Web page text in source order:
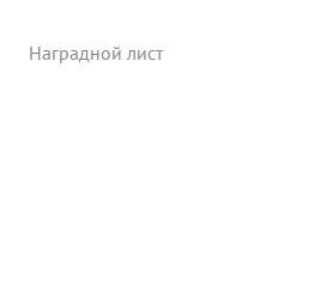
Наградной лист